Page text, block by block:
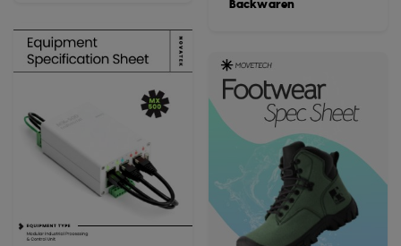
Backwaren